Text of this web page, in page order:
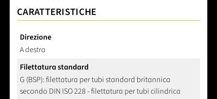
CARATTERISTICHE
Direzione
A destra
Filettatura standard
G (BSP): filettatura per tubi standard britannica
secondo DIN ISO 228 - filettatura per tubi cilindrica